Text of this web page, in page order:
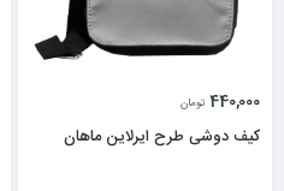
440,000 تومان
کیف دوشی طرح ایرلاین ماهان